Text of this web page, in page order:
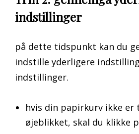
indstillinger
på dette tidspunkt kan du
indstille yderligere
indstillinger.
hvis din papirkurv ikke er
øjeblikket, skal du klikke